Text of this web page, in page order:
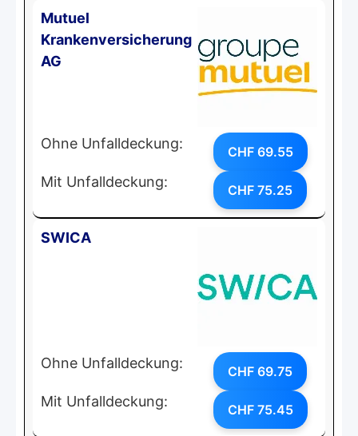
Mutuel
Krankenversicherung
AG
Ohne Unfalldeckung: CHF 69.55
Mit Unfalldeckung: CHF 75.25
SWICA
Ohne Unfalldeckung: CHF 69.75
Mit Unfalldeckung: CHF 75.45